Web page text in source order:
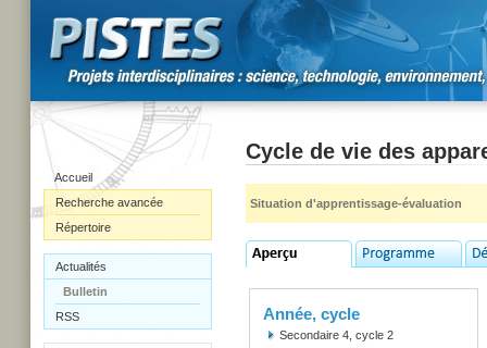
Accueil
Recherche avancée
Répertoire
Actualités
Bulletin
RSS
Cycle de vie des
Situation d'apprentissage-évaluation
Année, cycle
Secondaire 4, cycle 2